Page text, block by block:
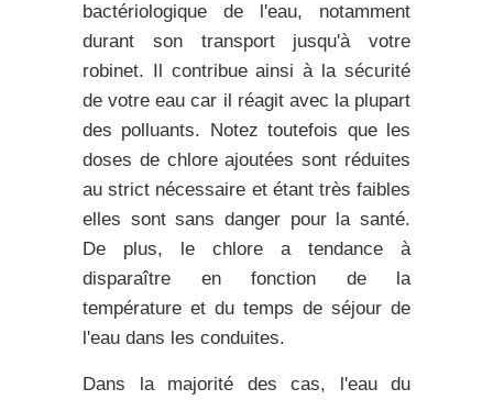
bactériologique de l'eau, notamment
durant son transport jusqu'à votre
robinet. Il contribue ainsi à la sécurité
de votre eau car il réagit avec la plupart
des polluants. Notez toutefois que les
doses de chlore ajoutées sont réduites
au strict nécessaire et étant très faibles
elles sontsans danger pour la santé.
De plus, le chlore a tendance à
disparaître en fonction de la
température et du temps de séjour de
l'eau dans les conduites.
Dans la majorité des cas, l'eau du